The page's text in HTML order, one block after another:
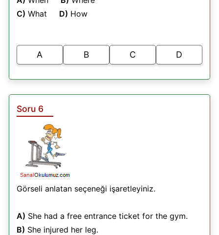
C) What D) How
A B C D
Soru 6
Görseli anlatan seçeneği işaretleyiniz.
A) She had a free entrance ticket for the gym.
B) She injured her leg.